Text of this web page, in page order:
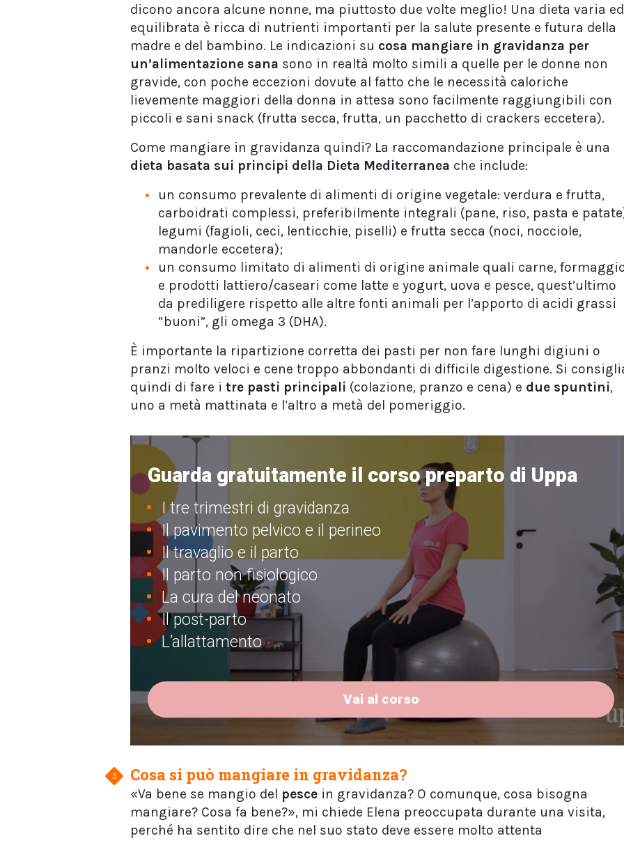
dicono ancora alcune nonne, ma piuttosto due volte meglio! Una dieta varia ed
equilibrata è ricca di nutrienti importanti per la salute presente e futura della
madre e del bambino. Le indicazioni su cosa mangiare in gravidanza per
un’alimentazione sana sono in realtà molto simili a quelle per le donne non
gravide, con poche eccezioni dovute al fatto che le necessità caloriche
lievemente maggiori della donna in attesa sono facilmente raggiungibili con
piccoli e sani snack (frutta secca, frutta, un pacchetto di crackers eccetera).
Come mangiare in gravidanza quindi? La raccomandazione principale è una
dieta basata sui principi della Dieta Mediterranea che include:
un consumo prevalente di alimenti di origine vegetale: verdura e frutta,
carboidrati complessi, preferibilmente integrali (pane, riso, pasta e
legumi (fagioli, ceci, lenticchie, piselli) e frutta secca (noci, nocciole,
mandorle eccetera);
un consumo limitato di alimenti di origine animale quali carne,
e prodotti lattiero/caseari come latte e yogurt, uova e pesce, quest’ultimo
da prediligere rispetto alle altre fonti animali per l’apporto di acidi grassi
“buoni”, gli omega 3 (DHA).
È importante la ripartizione corretta dei pasti per non fare lunghi digiuni o
pranzi molto veloci e cene troppo abbondanti di difficile digestione. Si
quindi di fare i tre pasti principali (colazione, pranzo e cena) e due spuntini,
uno a metà mattinata e l’altro a metà del pomeriggio.
Guarda gratuitamente il corso preparto di Uppa
I tre trimestri di gravidanza
Il pavimento pelvico e il perineo
Il travaglio e il parto
Il parto non fisiologico
La cura del neonato
Il post-parto
L’allattamento
Vai al corso
Cosa si può mangiare in gravidanza?
«Va bene se mangio del pesce in gravidanza? O comunque, cosa bisogna
mangiare? Cosa fa bene?», mi chiede Elena preoccupata durante una visita,
perché ha sentito dire che nel suo stato deve essere molto attenta